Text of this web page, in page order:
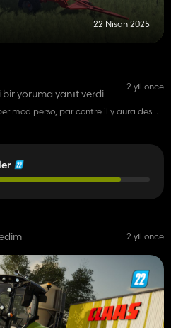
22 Nisan 2025
yoruma yanıt verdi
2 yıl önce
mod perso, par contre il y aura des
2 yıl önce